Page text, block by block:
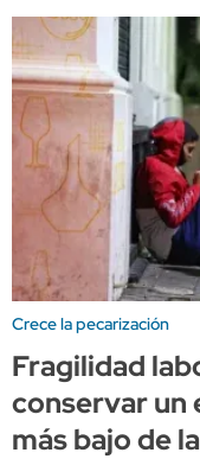
Crece la pecarización
Fragilidad
conservar un
más bajo de